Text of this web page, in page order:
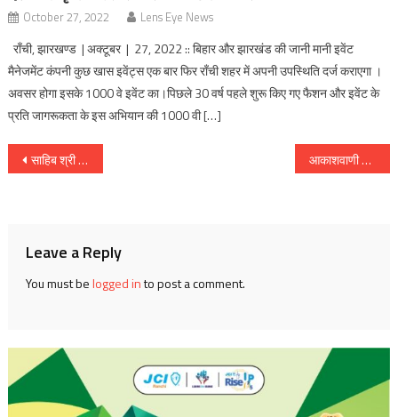
October 27, 2022 Lens Eye News
राँची, झारखण्ड | अक्टूबर | 27, 2022 :: बिहार और झारखंड की जानी मानी इवेंट
मैनेजमेंट कंपनी कुछ खास इवेंट्स एक बार फिर राँची शहर में अपनी उपस्थिति दर्ज कराएगा ।
अवसर होगा इसके 1000 वे इवेंट का।पिछले 30 वर्ष पहले शुरू किए गए फैशन और इवेंट के
प्रति जागरूकता के इस अभियान की 1000 वी […]
Post
साहिब श्री गुरु गोविंद सिंह जी के प्रकाश उत्सव के उपलक्ष्य में सिंह होमियो हॉल की तरफ से निशुल्क होम्योपैथी चिकित्सा शिविर आकाशवाणी के ‘हसीन लम्हें’ कार्यक्रम में रो पड़ीं राजधानी रांची की मेयर आशा लकडा़
Leave a Reply
You must belogged into post a comment.